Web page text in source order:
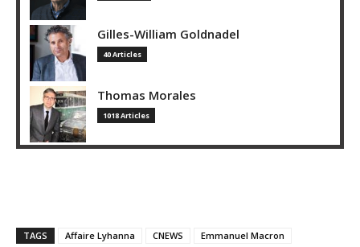
Gilles-William Goldnadel
40 Articles
Thomas Morales
1018 Articles
TAGS Affaire Lyhanna CNEWS
Emmanuel Macron